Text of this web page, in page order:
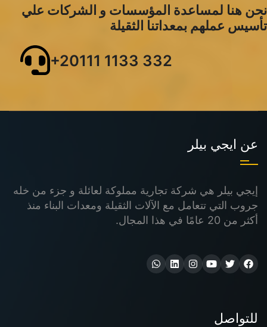
نحن هنا لمساعدة المؤسسات و الشركات علي
تأسيس عملهم بمعداتنا الثقيلة
+20111 1133 332
عن ايجي بيلر
إيجي بيلر هي شركة تجارية مملوكة لعائلة و جزء من خله
جروب التي تتعامل مع الآلات الثقيلة ومعدات البناء منذ
أكثر من 20 عامًا في هذا المجال.
للتواصل